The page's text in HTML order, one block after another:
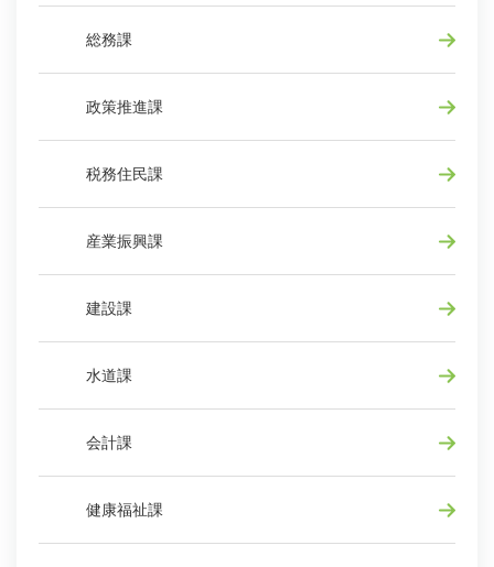
総務課
政策推進課
税務住民課
産業振興課
建設課
水道課
会計課
健康福祉課